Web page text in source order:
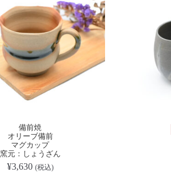
備前焼
オリーブ備前
マグカップ
窯元：しょうざん
¥3,630 (税込)